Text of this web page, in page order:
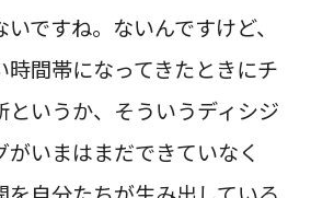
いですね。ないんですけど、
時間帯になってきたときにチ
というか、そういうディシジ
がいまはまだできていなく